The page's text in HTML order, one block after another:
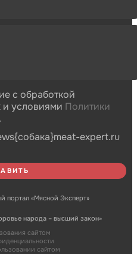
с обработкой
и условиями Политики
.
expert.ru
портал «Мясной Эксперт»
народа – высший закон»
сайтом
сайтом